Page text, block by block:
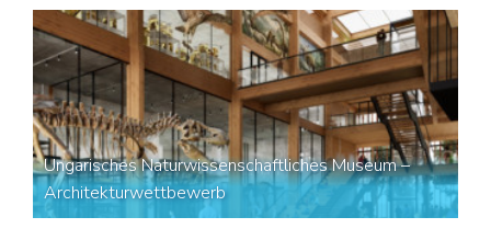
Ungarisches Naturwissenschaftliches Museum –
Architekturwettbewerb